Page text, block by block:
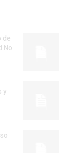
de
No
y